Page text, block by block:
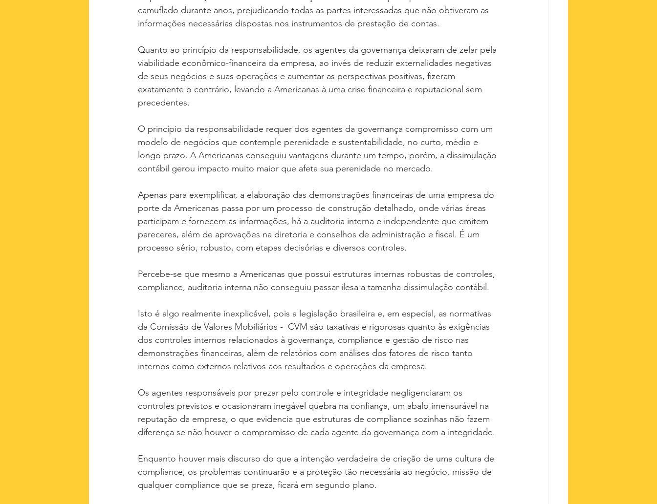
camuflado durante anos, prejudicando todas as partes interessadas que não obtiveram as
informações necessárias dispostas nos instrumentos de prestação de contas.
Quanto ao princípio da responsabilidade, os agentes da governança deixaram de zelar pela
viabilidade econômico-financeira da empresa, ao invés de reduzir externalidades negativas
de seus negócios e suas operações e aumentar as perspectivas positivas, fizeram
exatamente o contrário, levando a Americanas à uma crise financeira e reputacional sem
precedentes.
O princípio da responsabilidade requer dos agentes da governança compromisso com um
modelo de negócios que contemple perenidade e sustentabilidade, no curto, médio e
longo prazo. A Americanas conseguiu vantagens durante um tempo, porém, a dissimulação
contábil gerou impacto muito maior que afeta sua perenidade no mercado.
Apenas para exemplificar, a elaboração das demonstrações financeiras de uma empresa do
porte da Americanas passa por um processo de construção detalhado, onde várias áreas
participam e fornecem as informações, há a auditoria interna e independente que emitem
pareceres, além de aprovações na diretoria e conselhos de administração e fiscal. É um
processo sério, robusto, com etapas decisórias e diversos controles.
Percebe-se que mesmo a Americanas que possui estruturas internas robustas de controles,
compliance, auditoria interna não conseguiu passar ilesa a tamanha dissimulação contábil.
Isto é algo realmente inexplicável, pois a legislação brasileira e, em especial, as normativas
da Comissão de Valores Mobiliários -  CVM são taxativas e rigorosas quanto às exigências
dos controles internos relacionados à governança, compliance e gestão de risco nas
demonstrações financeiras, além de relatórios com análises dos fatores de risco tanto
internos como externos relativos aos resultados e operações da empresa.
Os agentes responsáveis por prezar pelo controle e integridade negligenciaram os
controles previstos e ocasionaram inegável quebra na confiança, um abalo imensurável na
reputação da empresa, o que evidencia que estruturas de compliance sozinhas não fazem
diferença se não houver o compromisso de cada agente da governança com a integridade.
Enquanto houver mais discurso do que a intenção verdadeira de criação de uma cultura de
compliance, os problemas continuarão e a proteção tão necessária ao negócio, missão de
qualquer compliance que se preza, ficará em segundo plano.